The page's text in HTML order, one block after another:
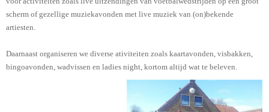
scherm of gezellige muziekavonden met live muziek van (on)bekende
artiesten.
Daarnaast organiseren we diverse ativiteiten zoals kaartavonden, visbakken,
bingoavonden, wadvissen en ladies night, kortom altijd wat te beleven.